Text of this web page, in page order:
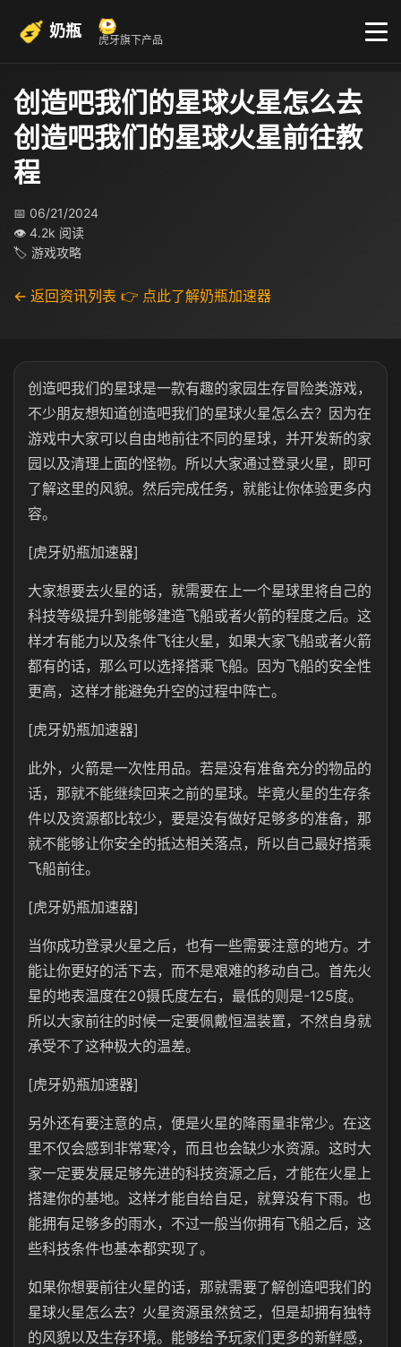
奶瓶 虎牙旗下产品
创造吧我们的星球火星怎么去
创造吧我们的星球火星前往教
程
📅 06/21/2024
👁 4.2k 阅读
🏷 游戏攻略
← 返回资讯列表 👉 点此了解奶瓶加速器
创造吧我们的星球是一款有趣的家园生存冒险类游戏，
不少朋友想知道创造吧我们的星球火星怎么去？因为在
游戏中大家可以自由地前往不同的星球，并开发新的家
园以及清理上面的怪物。所以大家通过登录火星，即可
了解这里的风貌。然后完成任务，就能让你体验更多内
容。
[虎牙奶瓶加速器]
大家想要去火星的话，就需要在上一个星球里将自己的
科技等级提升到能够建造飞船或者火箭的程度之后。这
样才有能力以及条件飞往火星，如果大家飞船或者火箭
都有的话，那么可以选择搭乘飞船。因为飞船的安全性
更高，这样才能避免升空的过程中阵亡。
[虎牙奶瓶加速器]
此外，火箭是一次性用品。若是没有准备充分的物品的
话，那就不能继续回来之前的星球。毕竟火星的生存条
件以及资源都比较少，要是没有做好足够多的准备，那
就不能够让你安全的抵达相关落点，所以自己最好搭乘
飞船前往。
[虎牙奶瓶加速器]
当你成功登录火星之后，也有一些需要注意的地方。才
能让你更好的活下去，而不是艰难的移动自己。首先火
星的地表温度在20摄氏度左右，最低的则是-125度。
所以大家前往的时候一定要佩戴恒温装置，不然自身就
承受不了这种极大的温差。
[虎牙奶瓶加速器]
另外还有要注意的点，便是火星的降雨量非常少。在这
里不仅会感到非常寒冷，而且也会缺少水资源。这时大
家一定要发展足够先进的科技资源之后，才能在火星上
搭建你的基地。这样才能自给自足，就算没有下雨。也
能拥有足够多的雨水，不过一般当你拥有飞船之后，这
些科技条件也基本都实现了。
如果你想要前往火星的话，那就需要了解创造吧我们的
星球火星怎么去？火星资源虽然贫乏，但是却拥有独特
的风貌以及生存环境。能够给予玩家们更多的新鲜感，